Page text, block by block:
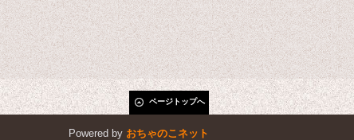
ページトップへ
Powered by おちゃのこネット